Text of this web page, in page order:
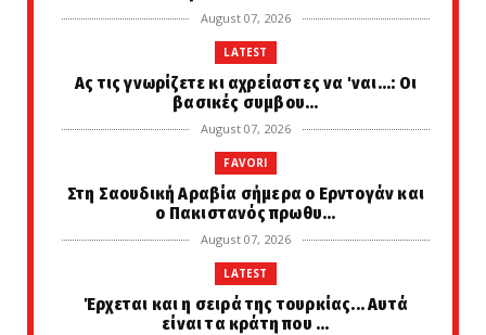
August 07, 2026
LATEST
Ας τις γνωρίζετε κι αχρείαστες να 'ναι...: Οι
βασικές συμβου...
August 07, 2026
FAVORI
Στη Σαουδική Αραβία σήμερα ο Ερντογάν και
ο Πακιστανός πρωθυ...
August 07, 2026
LATEST
Έρχεται και η σειρά της τουρκίας... Αυτά
είναι τα κράτη που ...